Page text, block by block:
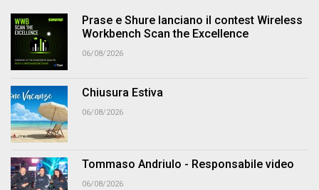
Prase e Shure lanciano il contest Wireless
Workbench Scan the Excellence
06/08/2026
Chiusura Estiva
06/08/2026
Tommaso Andriulo - Responsabile video
06/08/2026